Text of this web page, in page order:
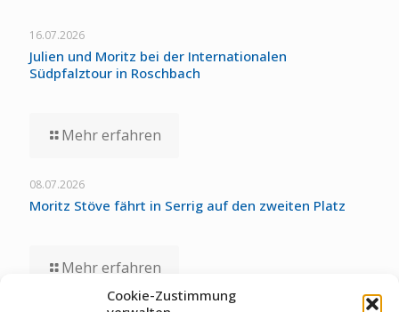
Cookie-Zustimmung
16.07.2026
Julien und Moritz bei der Internationalen
Südpfalztour in Roschbach
Mehr erfahren
08.07.2026
Moritz Stöve fährt in Serrig auf den zweiten Platz
Mehr erfahren